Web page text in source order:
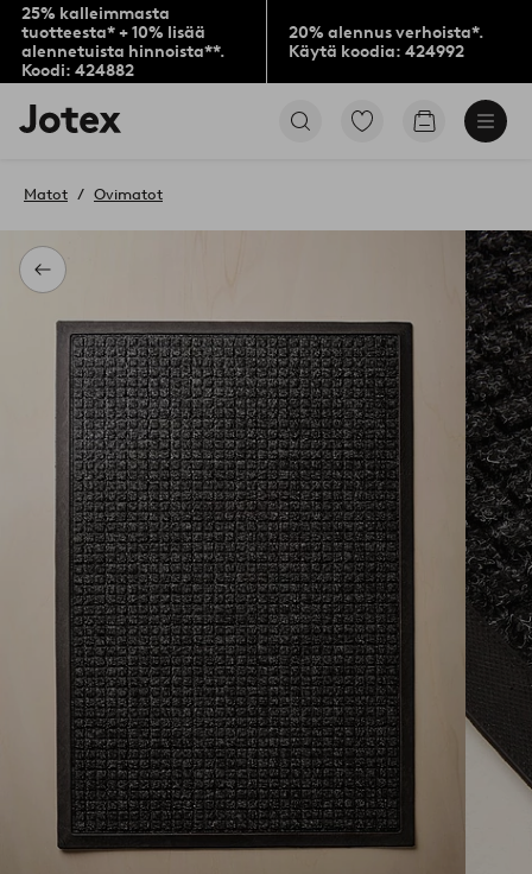
25% kalleimmasta
tuotteesta* + 10% lisää
alennetuista hinnoista**.
Koodi: 424882
20% alennus verhoista*.
Käytä koodia: 424992
Jotex-
logo
aloitussivulle
Siirry
Siirry
Takaisin
Matot Ovimatot